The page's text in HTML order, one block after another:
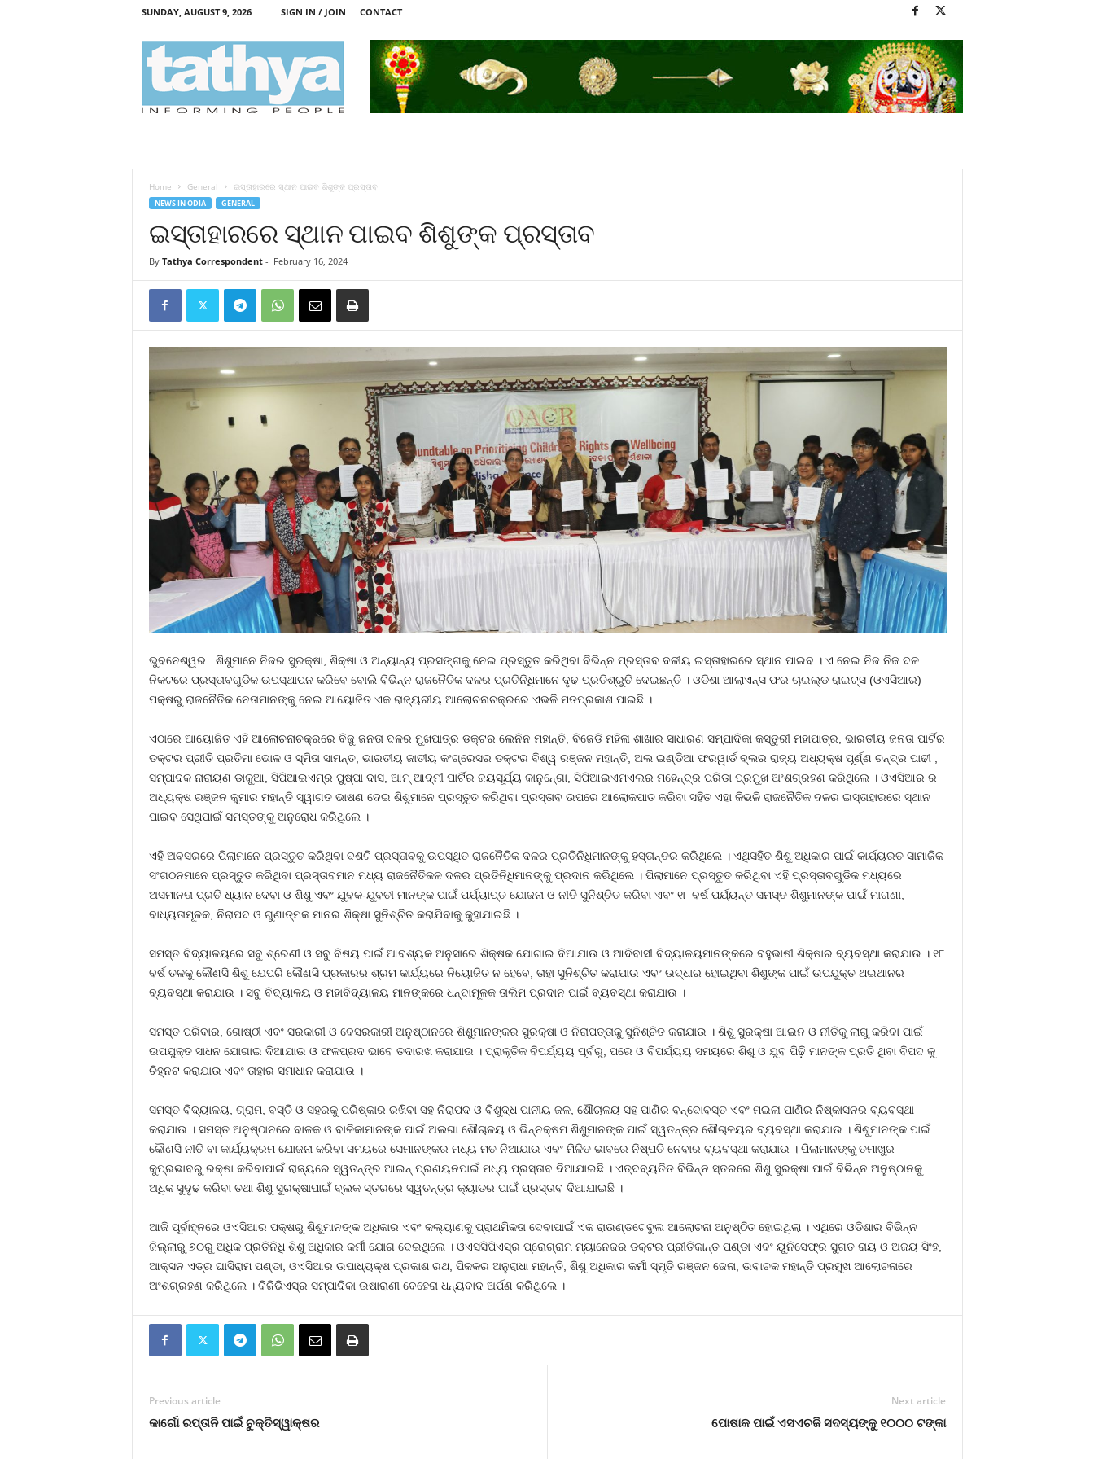
SUNDAY, AUGUST 9, 2026 SIGN IN / JOIN CONTACT
Home General ଇସ୍ତାହାରରେ ସ୍ଥାନ ପାଇବ ଶିଶୁଙ୍କ ପ୍ରସ୍ତାବ
NEWS IN ODIA GENERAL
ଇସ୍ତାହାରରେ ସ୍ଥାନ ପାଇବ ଶିଶୁଙ୍କ ପ୍ରସ୍ତାବ
By Tathya Correspondent- February 16, 2024
ଭୁବନେଶ୍ୱର : ଶିଶୁମାନେ ନିଜର ସୁରକ୍ଷା, ଶିକ୍ଷା ଓ ଅନ୍ୟାନ୍ୟ ପ୍ରସଙ୍ଗକୁ ନେଇ ପ୍ରସ୍ତୁତ କରିଥିବା ବିଭିନ୍ନ ପ୍ରସ୍ତାବ ଦଳୀୟ ଇସ୍ତାହାରରେ ସ୍ଥାନ ପାଇବ । ଏ ନେଇ ନିଜ ନିଜ ଦଳ
ନିକଟରେ ପ୍ରସ୍ତାବଗୁଡିକ ଉପସ୍ଥାପନ କରିବେ ବୋଲି ବିଭିନ୍ନ ରାଜନୈତିକ ଦଳର ପ୍ରତିନିଧିମାନେ ଦୃଢ ପ୍ରତିଶ୍ରୁତି ଦେଇଛନ୍ତି । ଓଡିଶା ଆଲାଏନ୍ସ ଫର ଚାଇଲ୍ଡ ରାଇଟ୍‍ସ (ଓଏସିଆର)
ପକ୍ଷରୁ ରାଜନୈତିକ ନେତାମାନଙ୍କୁ ନେଇ ଆୟୋଜିତ ଏକ ରାଜ୍ୟରୀୟ ଆଲୋଚନାଚକ୍ରରେ ଏଭଳି ମତପ୍ରକାଶ ପାଇଛି ।
ଏଠାରେ ଆୟୋଜିତ ଏହି ଆଲୋଚନାଚକ୍ରରେ ବିଜୁ ଜନତା ଦଳର ମୁଖପାତ୍ର ଡକ୍ଟର ଲେନିନ ମହାନ୍ତି, ବିଜେଡି ମହିଳା ଶାଖାର ସାଧାରଣ ସମ୍ପାଦିକା କସ୍ତୁରୀ ମହାପାତ୍ର, ଭାରତୀୟ ଜନତା ପାର୍ଟିର
ଡକ୍ଟର ପ୍ରୀତି ପ୍ରତିମା ଭୋଳ ଓ ସ୍ମିତା ସାମନ୍ତ, ଭାରତୀୟ ଜାତୀୟ କଂଗ୍ରେସର ଡକ୍ଟର ବିଶ୍ୱ ରଞ୍ଜନ ମହାନ୍ତି, ଅଲ ଇଣ୍ଡିଆ ଫରୱାର୍ଡ ବ୍ଲର ରାଜ୍ୟ ଅଧ୍ୟକ୍ଷ ପୂର୍ଣ୍ଣ ଚନ୍ଦ୍ର ପାଢୀ ,
ସମ୍ପାଦକ ନାରାୟଣ ଡାକୁଆ, ସିପିଆଇଏମ୍‍ର ପୁଷ୍ପା ଦାସ, ଆମ୍‍ ଆଦ୍‍ମୀ ପାର୍ଟିର ଜୟସୂର୍ଯ୍ୟ କାନୁନ୍‍ଗୋ, ସିପିଆଇଏମଏଲର ମହେନ୍ଦ୍ର ପରିଡା ପ୍ରମୁଖ ଅଂଶଗ୍ରହଣ କରିଥିଲେ । ଓଏସିଆର ର
ଅଧ୍ୟକ୍ଷ ରଞ୍ଜନ କୁମାର ମହାନ୍ତି ସ୍ୱାଗତ ଭାଷଣ ଦେଇ ଶିଶୁମାନେ ପ୍ରସ୍ତୁତ କରିଥିବା ପ୍ରସ୍ତାବ ଉପରେ ଆଲୋକପାତ କରିବା ସହିତ ଏହା କିଭଳି ରାଜନୈତିକ ଦଳର ଇସ୍ତାହାରରେ ସ୍ଥାନ
ପାଇବ ସେଥିପାଇଁ ସମସ୍ତଙ୍କୁ ଅନୁରୋଧ କରିଥିଲେ ।
ଏହି ଅବସରରେ ପିଲାମାନେ ପ୍ରସ୍ତୁତ କରିଥିବା ଦଶଟି ପ୍ରସ୍ତାବକୁ ଉପସ୍ଥିତ ରାଜନୈତିକ ଦଳର ପ୍ରତିନିଧିମାନଙ୍କୁ ହସ୍ତାନ୍ତର କରିଥିଲେ । ଏଥିସହିତ ଶିଶୁ ଅଧିକାର ପାଇଁ କାର୍ଯ୍ୟରତ ସାମାଜିକ
ସଂଗଠନମାନେ ପ୍ରସ୍ତୁତ କରିଥିବା ପ୍ରସ୍ତାବମାନ ମଧ୍ୟ ରାଜନୈତିକଳ ଦଳର ପ୍ରତିନିଧିମାନଙ୍କୁ ପ୍ରଦାନ କରିଥିଲେ । ପିଲାମାନେ ପ୍ରସ୍ତୁତ କରିଥିବା ଏହି ପ୍ରସ୍ତାବଗୁଡିକ ମଧ୍ୟରେ
ଅସମାନତା ପ୍ରତି ଧ୍ୟାନ ଦେବା ଓ ଶିଶୁ ଏବଂ ଯୁବକ-ଯୁବତୀ ମାନଙ୍କ ପାଇଁ ପର୍ଯ୍ୟାପ୍ତ ଯୋଜନା ଓ ନୀତି ସୁନିଶ୍ଚିତ କରିବା ଏବଂ ୧୮ ବର୍ଷ ପର୍ଯ୍ୟନ୍ତ ସମସ୍ତ ଶିଶୁମାନଙ୍କ ପାଇଁ ମାଗଣା,
ବାଧ୍ୟତାମୂଳକ, ନିରାପଦ ଓ ଗୁଣାତ୍ମକ ମାନର ଶିକ୍ଷା ସୁନିଶ୍ଚିତ କରାଯିବାକୁ କୁହାଯାଇଛି ।
ସମସ୍ତ ବିଦ୍ୟାଳୟରେ ସବୁ ଶ୍ରେଣୀ ଓ ସବୁ ବିଷୟ ପାଇଁ ଆବଶ୍ୟକ ଅନୁସାରେ ଶିକ୍ଷକ ଯୋଗାଇ ଦିଆଯାଉ ଓ ଆଦିବାସୀ ବିଦ୍ୟାଳୟମାନଙ୍କରେ ବହୁଭାଷୀ ଶିକ୍ଷାର ବ୍ୟବସ୍ଥା କରାଯାଉ । ୧୮
ବର୍ଷ ତଳକୁ କୌଣସି ଶିଶୁ ଯେପରି କୌଣସି ପ୍ରକାରର ଶ୍ରମ କାର୍ଯ୍ୟରେ ନିୟୋଜିତ ନ ହେବେ, ତାହା ସୁନିଶ୍ଚିତ କରାଯାଉ ଏବଂ ଉଦ୍ଧାର ହୋଇଥିବା ଶିଶୁଙ୍କ ପାଇଁ ଉପଯୁକ୍ତ ଥଇଥାନର
ବ୍ୟବସ୍ଥା କରାଯାଉ । ସବୁ ବିଦ୍ୟାଳୟ ଓ ମହାବିଦ୍ୟାଳୟ ମାନଙ୍କରେ ଧନ୍ଦାମୂଳକ ତାଲିମ ପ୍ରଦାନ ପାଇଁ ବ୍ୟବସ୍ଥା କରାଯାଉ ।
ସମସ୍ତ ପରିବାର, ଗୋଷ୍ଠୀ ଏବଂ ସରକାରୀ ଓ ବେସରକାରୀ ଅନୁଷ୍ଠାନରେ ଶିଶୁମାନଙ୍କର ସୁରକ୍ଷା ଓ ନିରାପତ୍ତାକୁ ସୁନିଶ୍ଚିତ କରାଯାଉ । ଶିଶୁ ସୁରକ୍ଷା ଆଇନ ଓ ନୀତିକୁ ଲାଗୁ କରିବା ପାଇଁ
ଉପଯୁକ୍ତ ସାଧନ ଯୋଗାଇ ଦିଆଯାଉ ଓ ଫଳପ୍ରଦ ଭାବେ ତଦାରଖ କରାଯାଉ । ପ୍ରାକୃତିକ ବିପର୍ଯ୍ୟୟ ପୂର୍ବରୁ, ପରେ ଓ ବିପର୍ଯ୍ୟୟ ସମୟରେ ଶିଶୁ ଓ ଯୁବ ପିଢ଼ି ମାନଙ୍କ ପ୍ରତି ଥିବା ବିପଦ କୁ
ଚିହ୍ନଟ କରାଯାଉ ଏବଂ ତାହାର ସମାଧାନ କରାଯାଉ ।
ସମସ୍ତ ବିଦ୍ୟାଳୟ, ଗ୍ରାମ, ବସ୍ତି ଓ ସହରକୁ ପରିଷ୍କାର ରଖିବା ସହ ନିରାପଦ ଓ ବିଶୁଦ୍ଧ ପାନୀୟ ଜଳ, ଶୌଚାଳୟ ସହ ପାଣିର ବନ୍ଦୋବସ୍ତ ଏବଂ ମଇଳା ପାଣିର ନିଷ୍କାସନର ବ୍ୟବସ୍ଥା
କରାଯାଉ । ସମସ୍ତ ଅନୁଷ୍ଠାନରେ ବାଳକ ଓ ବାଳିକାମାନଙ୍କ ପାଇଁ ଅଲଗା ଶୌଚାଳୟ ଓ ଭିନ୍ନକ୍ଷମ ଶିଶୁମାନଙ୍କ ପାଇଁ ସ୍ୱତନ୍ତ୍ର ଶୌଚାଳୟର ବ୍ୟବସ୍ଥା କରାଯାଉ । ଶିଶୁମାନଙ୍କ ପାଇଁ
କୌଣସି ନୀତି ବା କାର୍ଯ୍ୟକ୍ରମ ଯୋଜନା କରିବା ସମୟରେ ସେମାନଙ୍କର ମଧ୍ୟ ମତ ନିଆଯାଉ ଏବଂ ମିଳିତ ଭାବରେ ନିଷ୍ପତି ନେବାର ବ୍ୟବସ୍ଥା କରାଯାଉ । ପିଲାମାନଙ୍କୁ ତମାଖୁର
କୁପ୍ରଭାବରୁ ରକ୍ଷା କରିବାପାଇଁ ରାଜ୍ୟରେ ସ୍ୱତନ୍ତ୍ର ଆଇନ୍‍ ପ୍ରଣୟନପାଇଁ ମଧ୍ୟ ପ୍ରସ୍ତାବ ଦିଆଯାଇଛି । ଏତ୍‍ଦବ୍ୟତିତ ବିଭିନ୍ନ ସ୍ତରରେ ଶିଶୁ ସୁରକ୍ଷା ପାଇଁ ବିଭିନ୍ନ ଅନୁଷ୍ଠାନକୁ
ଅଧିକ ସୁଦୃଢ କରିବା ତଥା ଶିଶୁ ସୁରକ୍ଷାପାଇଁ ବ୍ଲକ ସ୍ତରରେ ସ୍ୱତନ୍ତ୍ର କ୍ୟାଡର ପାଇଁ ପ୍ରସ୍ତାବ ଦିଆଯାଇଛି ।
ଆଜି ପୂର୍ବାହ୍ନରେ ଓଏସିଆର ପକ୍ଷରୁ ଶିଶୁମାନଙ୍କ ଅଧିକାର ଏବଂ କଲ୍ୟାଣକୁ ପ୍ରାଥମିକତା ଦେବାପାଇଁ ଏକ ରାଉଣ୍ଡଟେବୁଲ ଆଲୋଚନା ଅନୁଷ୍ଠିତ ହୋଇଥିଲା । ଏଥିରେ ଓଡିଶାର ବିଭିନ୍ନ
ଜିଲ୍ଲାରୁ ୭୦ରୁ ଅଧିକ ପ୍ରତିନିଧି ଶିଶୁ ଅଧିକାର କର୍ମୀ ଯୋଗ ଦେଇଥିଲେ । ଓଏସସିପିଏସ୍‍ର ପ୍ରୋଗ୍ରାମ ମ୍ୟାନେଜର ଡକ୍ଟର ପ୍ରୀତିକାନ୍ତ ପଣ୍ଡା ଏବଂ ୟୁନିସେଫ୍‍ର ସୁଗତ ରାୟ ଓ ଅଜୟ ସିଂହ,
ଆକ୍ସନ ଏଡ୍‍ର ଘାସିରାମ ପଣ୍ଡା, ଓଏସିଆର ଉପାଧ୍ୟକ୍ଷ ପ୍ରକାଶ ରଥ, ପିକକର ଅନୁରାଧା ମହାନ୍ତି, ଶିଶୁ ଅଧିକାର କର୍ମୀ ସ୍ମୃତି ରଞ୍ଜନ ଜେନା, ଉବାଚକ ମହାନ୍ତି ପ୍ରମୁଖ ଆଲୋଚନାରେ
ଅଂଶଗ୍ରହଣ କରିଥିଲେ । ବିଜିଭିଏସ୍‍ର ସମ୍ପାଦିକା ଉଷାରାଣୀ ବେହେରା ଧନ୍ୟବାଦ ଅର୍ପଣ କରିଥିଲେ ।
Previous article
କାର୍ଗୋ ରପ୍ତାନି ପାଇଁ ଚୁକ୍ତିସ୍ୱାକ୍ଷର
Next article
ପୋଷାକ ପାଇଁ ଏସଏଚଜି ସଦସ୍ୟଙ୍କୁ ୧୦୦୦ ଟଙ୍କା